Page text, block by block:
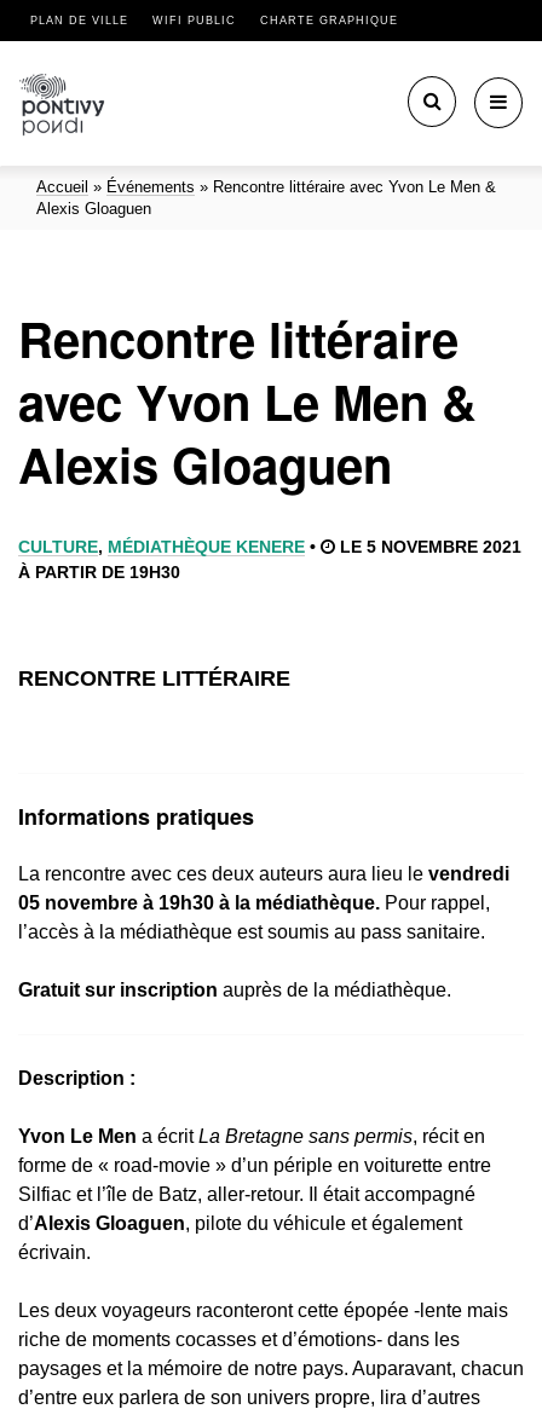
PLAN DE VILLE WIFI PUBLIC CHARTE GRAPHIQUE
Accueil » Événements » Rencontre littéraire avec Yvon Le Men &
Alexis Gloaguen
Rencontre littéraire
avec Yvon Le Men &
Alexis Gloaguen
CULTURE, MÉDIATHÈQUE KENERE •
LE 5 NOVEMBRE 2021
À PARTIR DE 19H30
RENCONTRE LITTÉRAIRE
Informations pratiques
La rencontre avec ces deux auteurs aura lieu le vendredi
05 novembre à 19h30 à la médiathèque. Pour rappel,
l’accès à la médiathèque est soumis au pass sanitaire.
Gratuit sur inscription auprès de la médiathèque.
Description :
Yvon Le Men a écritLa Bretagne sans permis, récit en
forme de « road-movie » d’un périple en voiturette entre
Silfiac et l’île de Batz, aller-retour. Il était accompagné
d’Alexis Gloaguen, pilote du véhicule et également
écrivain.
Les deux voyageurs raconteront cette épopée -lente mais
riche de moments cocasses et d’émotions- dans les
paysages et la mémoire de notre pays. Auparavant, chacun
d’entre eux parlera de son univers propre, lira d’autres